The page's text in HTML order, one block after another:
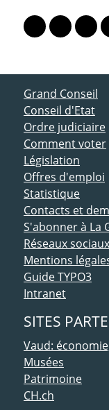
Lien vers le
Lien
ACCÈS DIRECT
Grand Conseil
Conseil d'Etat
Ordre judiciaire
Comment voter
Législation
Offres d'emploi
Statistique
Contacts et
S'abonner à La
Réseaux
Mentions
Guide TYPO3
Intranet
SITES
Vaud:
Musées
Patrimoine
CH.ch